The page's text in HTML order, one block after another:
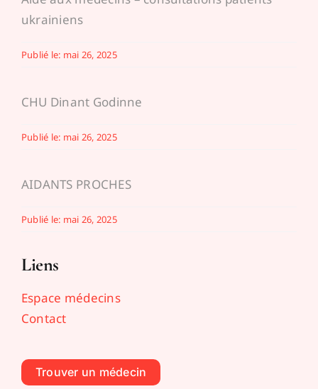
ukrainiens
Publié le: mai 26, 2025
CHU Dinant Godinne
Publié le: mai 26, 2025
AIDANTS PROCHES
Publié le: mai 26, 2025
Liens
Espace médecins
Contact
Trouver un médecin